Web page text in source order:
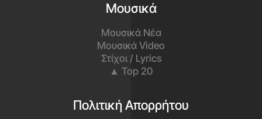
Μουσικά
Μουσικά Νέα
Μουσικά Video
Στίχοι / Lyrics
▲ Top 20
Πολιτική Απορρήτου